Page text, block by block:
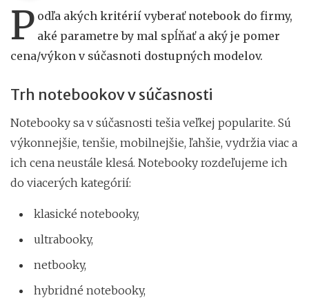
P odľa akých kritérií vyberať notebook do firmy,
aké parametre by mal spĺňať a aký je pomer
cena/výkon v súčasnoti dostupných modelov.
Trh notebookov v súčasnosti
Notebooky sa v súčasnosti tešia veľkej popularite. Sú
výkonnejšie, tenšie, mobilnejšie, ľahšie, vydržia viac a
ich cena neustále klesá. Notebooky rozdeľujeme ich
do viacerých kategórií:
klasické notebooky,
ultrabooky,
netbooky,
hybridné notebooky,